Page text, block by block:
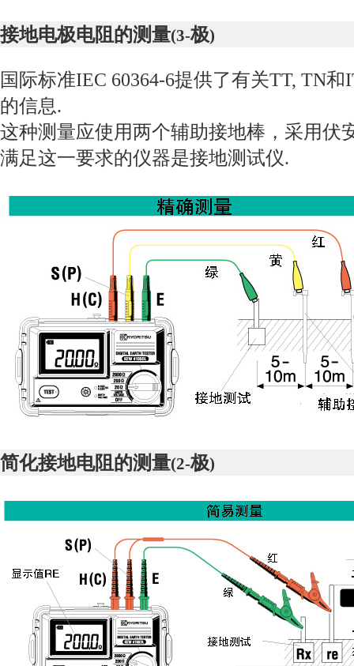
接地电极电阻的测量(3-极)
国际标准IEC 60364-6提供了有关TT, TN和
的信息.
这种测量应使用两个辅助接地棒，采用伏
满足这一要求的仪器是接地测试仪.
简化接地电阻的测量(2-极)